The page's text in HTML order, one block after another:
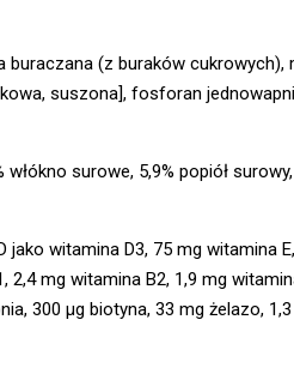
buraczana (z buraków cukrowych),
suszona], fosforan
surowe, 5,9% popiół
witamina D3, 75 mg witamina
mg witamina B2, 1,9 mg
300 μg biotyna, 33 mg żelazo,